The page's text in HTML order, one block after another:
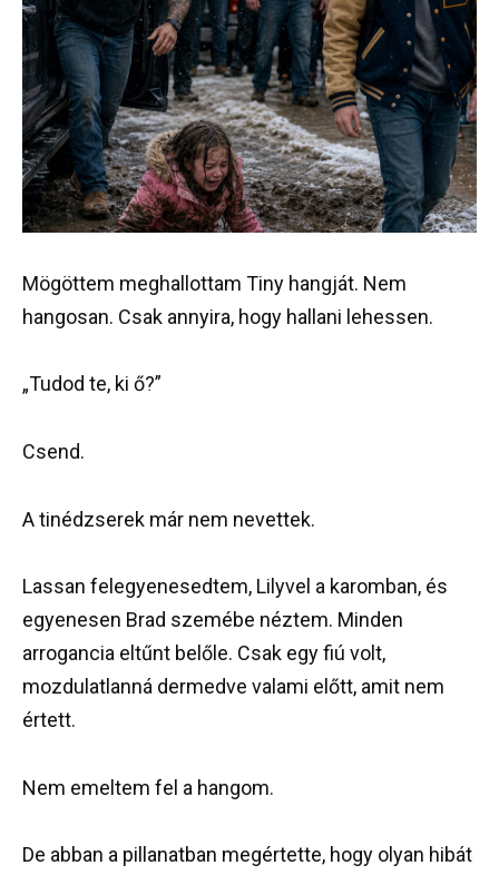
Mögöttem meghallottam Tiny hangját. Nem
hangosan. Csak annyira, hogy hallani lehessen.
„Tudod te, ki ő?”
Csend.
A tinédzserek már nem nevettek.
Lassan felegyenesedtem, Lilyvel a karomban, és
egyenesen Brad szemébe néztem. Minden
arrogancia eltűnt belőle. Csak egy fiú volt,
mozdulatlanná dermedve valami előtt, amit nem
értett.
Nem emeltem fel a hangom.
De abban a pillanatban megértette, hogy olyan hibát